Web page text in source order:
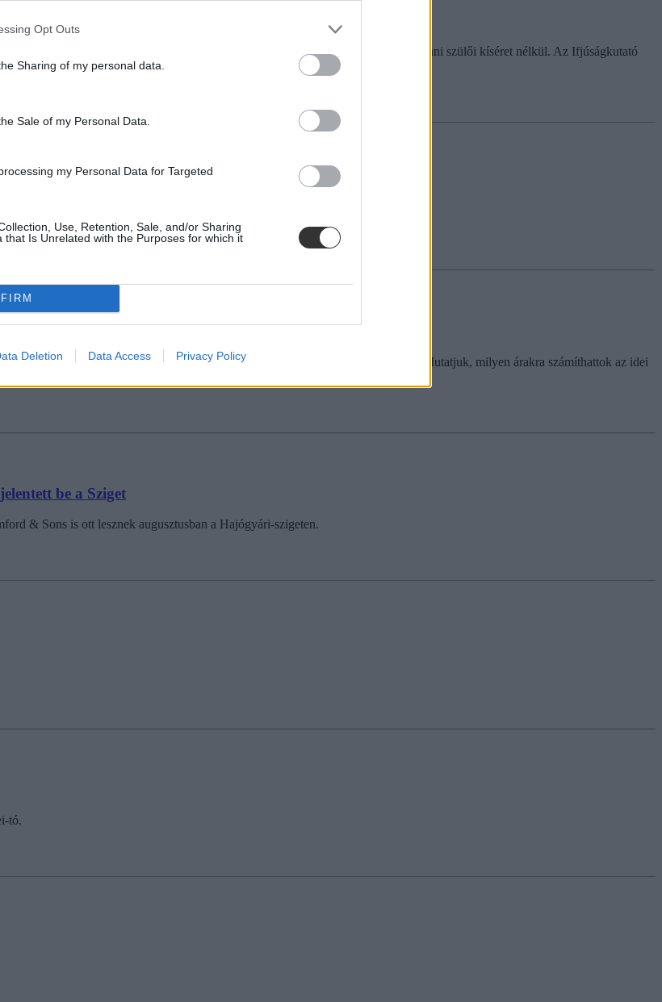
Opt Outs
Sharing of my personal data.
Sale of my Personal Data.
my Personal Data for Targeted
Use, Retention, Sale, and/or Sharing
that Is Unrelated with the Purposes for which it
Deletion Data Access Privacy Policy
de akadnak európai fesztiválok, amelyeken már 15–16 évesen is részt lehet venni szülői kíséret nélkül. Az Ifjúságkutató
véleményeket vizsgálta.
a fesztiválon kapható ételek árát
egy 6 napos bérlet
idén is a fesztiválozók, ehhez viszont mélyen a zsebükbe is kell nyúlniuk. Mutatjuk, milyen árakra számíthattok az idei
be a Sziget
& Sons is ott lesznek augusztusban a Hajógyári-szigeten.
tó.